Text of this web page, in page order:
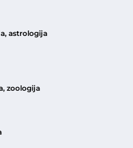
astrologija
zoologija